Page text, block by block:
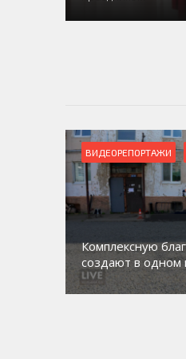
ВИДЕОРЕПОРТАЖИ
Комплексную
создают в одном